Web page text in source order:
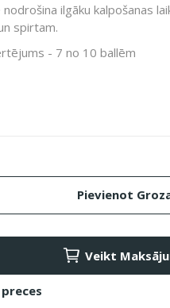
nodrošina ilgāku kalpošanas
spirtam.
- 7 no 10 ballēm
Pievienot
Veikt